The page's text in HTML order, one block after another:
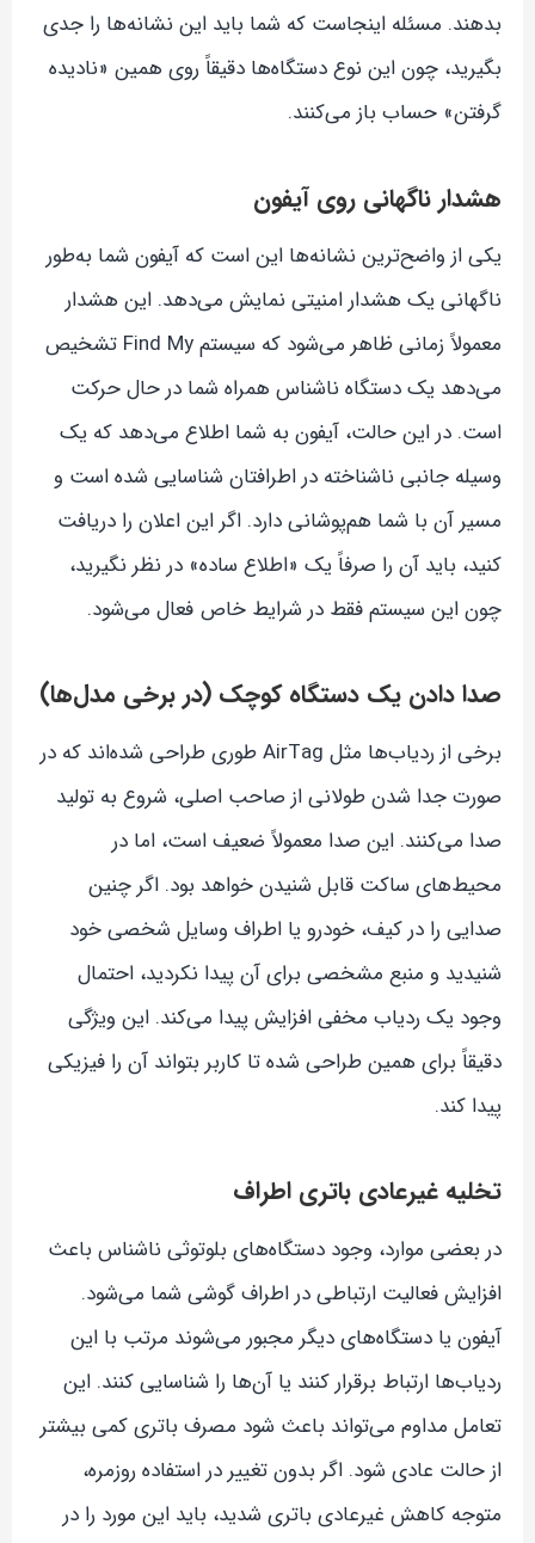
بدهند. مسئله اینجاست که شما باید این نشانه‌ها را جدی
بگیرید، چون این نوع دستگاه‌ها دقیقاً روی همین «نادیده
گرفتن» حساب باز می‌کنند.
هشدار ناگهانی روی آیفون
یکی از واضح‌ترین نشانه‌ها این است که آیفون شما به‌طور
ناگهانی یک هشدار امنیتی نمایش می‌دهد. این هشدار
معمولاً زمانی ظاهر می‌شود که سیستم Find My تشخیص
می‌دهد یک دستگاه ناشناس همراه شما در حال حرکت
است. در این حالت، آیفون به شما اطلاع می‌دهد که یک
وسیله جانبی ناشناخته در اطرافتان شناسایی شده است و
مسیر آن با شما هم‌پوشانی دارد. اگر این اعلان را دریافت
کنید، باید آن را صرفاً یک «اطلاع ساده» در نظر نگیرید،
چون این سیستم فقط در شرایط خاص فعال می‌شود.
صدا دادن یک دستگاه کوچک (در برخی مدل‌ها)
برخی از ردیاب‌ها مثل AirTag طوری طراحی شده‌اند که در
صورت جدا شدن طولانی از صاحب اصلی، شروع به تولید
صدا می‌کنند. این صدا معمولاً ضعیف است، اما در
محیط‌های ساکت قابل شنیدن خواهد بود. اگر چنین
صدایی را در کیف، خودرو یا اطراف وسایل شخصی خود
شنیدید و منبع مشخصی برای آن پیدا نکردید، احتمال
وجود یک ردیاب مخفی افزایش پیدا می‌کند. این ویژگی
دقیقاً برای همین طراحی شده تا کاربر بتواند آن را فیزیکی
پیدا کند.
تخلیه غیرعادی باتری اطراف
در بعضی موارد، وجود دستگاه‌های بلوتوثی ناشناس باعث
افزایش فعالیت ارتباطی در اطراف گوشی شما می‌شود.
آیفون یا دستگاه‌های دیگر مجبور می‌شوند مرتب با این
ردیاب‌ها ارتباط برقرار کنند یا آن‌ها را شناسایی کنند. این
تعامل مداوم می‌تواند باعث شود مصرف باتری کمی بیشتر
از حالت عادی شود. اگر بدون تغییر در استفاده روزمره،
متوجه کاهش غیرعادی باتری شدید، باید این مورد را در